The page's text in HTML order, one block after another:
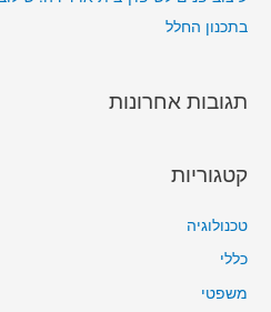
בתכנון החלל
תגובות אחרונות
קטגוריות
טכנולוגיה
כללי
משפטי